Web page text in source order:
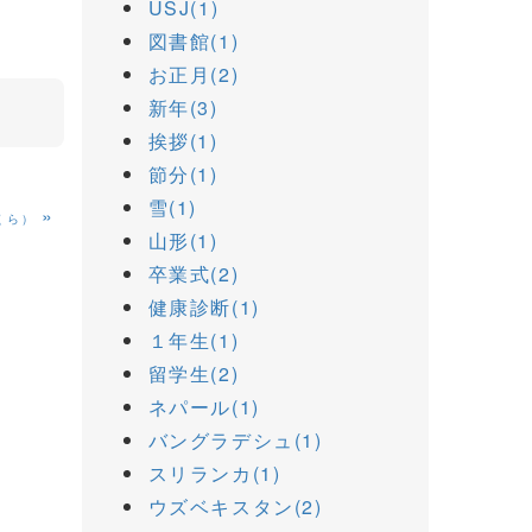
） »
USJ(1)
図書館(1)
お正月(2)
新年(3)
挨拶(1)
節分(1)
雪(1)
山形(1)
卒業式(2)
健康診断(1)
１年生(1)
留学生(2)
ネパール(1)
バングラデシュ(1)
スリランカ(1)
ウズベキスタン(2)